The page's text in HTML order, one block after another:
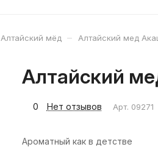
Алтайский мёд – Алтайский мед
Алтайский
0 Нет отзывов Арт. 09271
Ароматный как в детстве